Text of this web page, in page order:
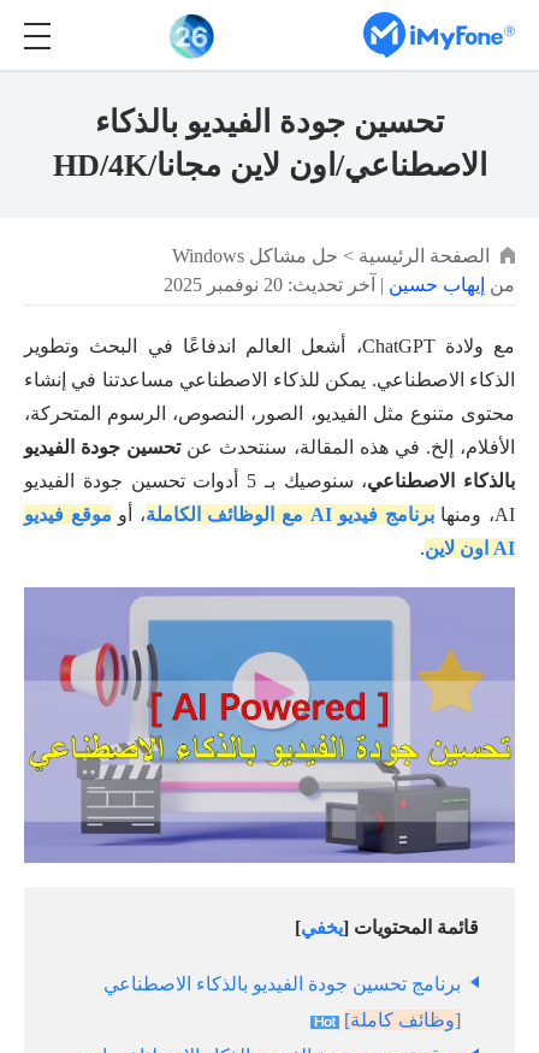
تحسين جودة الفيديو بالذكاء
الاصطناعي/اون لاين مجانا/HD/4K
الصفحة الرئيسية > حل مشاكل Windows
من إيهاب حسين | آخر تحديث: 20 نوفمبر 2025
مع ولادة ChatGPT، أشعل العالم اندفاعًا في البحث وتطوير
الذكاء الاصطناعي. يمكن للذكاء الاصطناعي مساعدتنا في إنشاء
محتوى متنوع مثل الفيديو، الصور، النصوص، الرسوم المتحركة،
الأفلام، إلخ. في هذه المقالة، سنتحدث عنتحسين جودة الفيديو
بالذكاء الاصطناعي
، سنوصيك بـ 5 أدوات تحسين جودة الفيديو
AI، ومنها
برنامج فيديو AI مع الوظائف الكاملة ، أو موقع فيديو
AI اون لاين
.
قائمة المحتويات [يخفي]
برنامج تحسين جودة الفيديو بالذكاء الاصطناعي
[وظائف كاملة]